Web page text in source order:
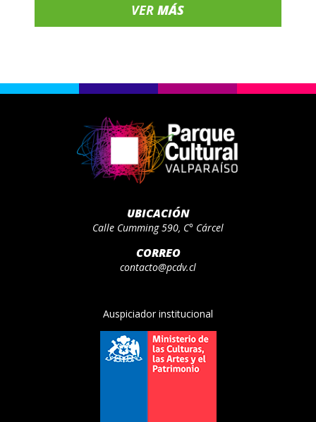
VERMÁS
UBICACIÓN
Calle Cumming 590, C° Cárcel
CORREO
contacto@pcdv.cl
Auspiciador institucional